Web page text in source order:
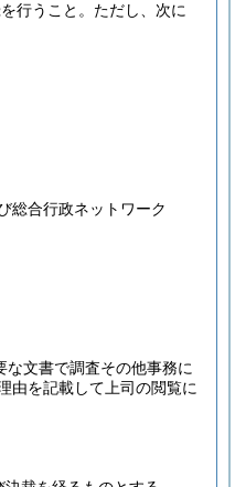
行うこと。 ただし、次に
総合行政ネットワーク
な文書で調査その他事務に
由を記載して上司の閲覧に